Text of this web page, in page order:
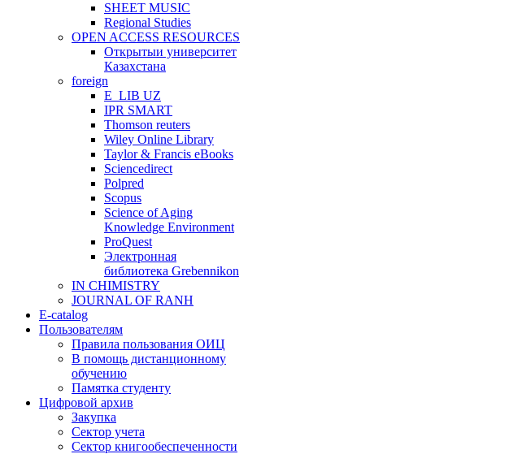
SHEET MUSIC
Regional Studies
OPEN ACCESS RESOURCES
Открытыи университет
Казахстана
foreign
E_LIB UZ
IPR SMART
Thomson reuters
Wiley Online Library
Taylor & Francis eBooks
Sciencedirect
Polpred
Scopus
Science of Aging
Knowledge Environment
ProQuest
Электронная
библиотека Grebennikon
IN CHIMISTRY
JOURNAL OF RANH
E-catalog
Пользователям
Правила пользования ОИЦ
В помощь дистанционному
обучению
Памятка студенту
Цифровой архив
Закупка
Сектор учета
Сектор книгообеспеченности